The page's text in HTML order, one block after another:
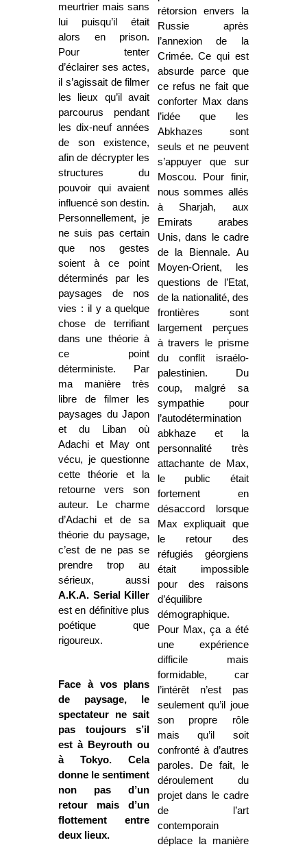
meurtrier mais sans
lui puisqu’il était
alors en prison.
Pour tenter
d’éclairer ses actes,
il s’agissait de filmer
les lieux qu’il avait
parcourus pendant
les dix-neuf années
de son existence,
afin de décrypter les
structures du
pouvoir qui avaient
influencé son destin.
Personnellement, je
ne suis pas certain
que nos gestes
soient à ce point
déterminés par les
paysages de nos
vies : il y a quelque
chose de terrifiant
dans une théorie à
ce point
déterministe. Par
ma manière très
libre de filmer les
paysages du Japon
et du Liban où
Adachi et May ont
vécu, je questionne
cette théorie et la
retourne vers son
auteur. Le charme
d’Adachi et de sa
théorie du paysage,
c’est de ne pas se
prendre trop au
sérieux, aussi
A.K.A. Serial Killer
est en définitive plus
poétique que
rigoureux.
Face à vos plans
de paysage, le
spectateur ne sait
pas toujours s’il
est à Beyrouth ou
à Tokyo. Cela
donne le sentiment
non pas d’un
retour mais d’un
flottement entre
deux lieux.
rétorsion envers la
Russie après
l’annexion de la
Crimée. Ce qui est
absurde parce que
ce refus ne fait que
conforter Max dans
l’idée que les
Abkhazes sont
seuls et ne peuvent
s’appuyer que sur
Moscou. Pour finir,
nous sommes allés
à Sharjah, aux
Emirats arabes
Unis, dans le cadre
de la Biennale. Au
Moyen-Orient, les
questions de l’Etat,
de la nationalité, des
frontières sont
largement perçues
à travers le prisme
du conflit israélo-
palestinien. Du
coup, malgré sa
sympathie pour
l’autodétermination
abkhaze et la
personnalité très
attachante de Max,
le public était
fortement en
désaccord lorsque
Max expliquait que
le retour des
réfugiés géorgiens
était impossible
pour des raisons
d’équilibre
démographique.
Pour Max, ça a été
une expérience
difficile mais
formidable, car
l’intérêt n’est pas
seulement qu’il joue
son propre rôle
mais qu’il soit
confronté à d’autres
paroles. De fait, le
déroulement du
projet dans le cadre
de l’art
contemporain
déplace la manière